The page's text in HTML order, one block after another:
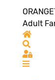
Adult
Home
Sign In